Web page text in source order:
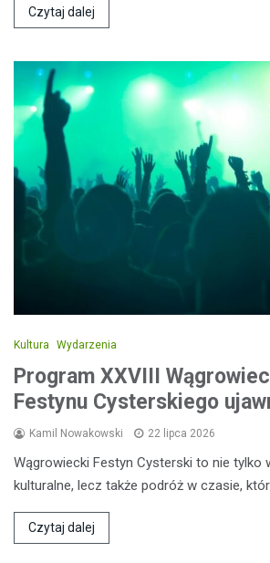
Czytaj dalej
Kultura Wydarzenia
Program XXVIII
Festynu Cysterskiego
Kamil Nowakowski 22 lipca 2026
Wągrowiecki Festyn Cysterski to nie tylko
kulturalne, lecz także podróż w czasie,
Czytaj dalej